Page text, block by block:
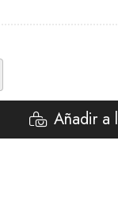
Añadir a